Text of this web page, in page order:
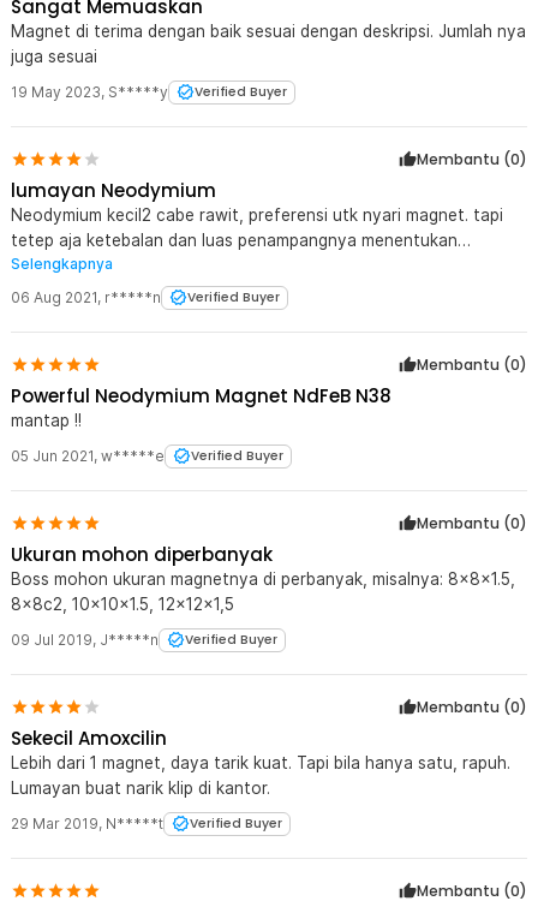
Sangat Memuaskan
Magnet di terima dengan baik sesuai dengan deskripsi. Jumlah nya
juga sesuai
19 May 2023, S*****y Verified Buyer
Membantu (0)
lumayan Neodymium
Neodymium kecil2 cabe rawit, preferensi utk nyari magnet. tapi
tetep aja ketebalan dan luas penampangnya menentukan
kekuatan. masih mikir beli 50pcs buat apa aja.
Selengkapnya
06 Aug 2021, r*****n Verified Buyer
Membantu (0)
Powerful Neodymium Magnet NdFeB N38
mantap !!
05 Jun 2021, w*****e Verified Buyer
Membantu (0)
Ukuran mohon diperbanyak
Boss mohon ukuran magnetnya di perbanyak, misalnya: 8x8x1.5,
8x8c2, 10x10x1.5, 12x12x1,5
09 Jul 2019, J*****n Verified Buyer
Membantu (0)
Sekecil Amoxcilin
Lebih dari 1 magnet, daya tarik kuat. Tapi bila hanya satu, rapuh.
Lumayan buat narik klip di kantor.
29 Mar 2019, N*****t Verified Buyer
Membantu (0)